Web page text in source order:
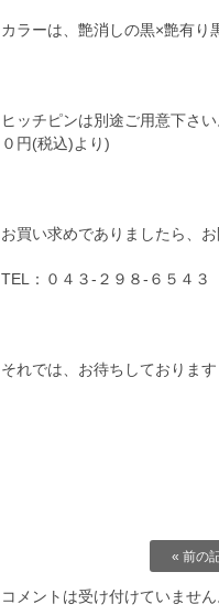
カラーは、艶消しの黒×艶有り
ヒッチピンは別途ご用意下さ
０円(税込)より)
お買い求めでありましたら、
TEL：０４３-２９８-６５４３
それでは、お待ちしております
« 前の
コメントは受け付けていませ